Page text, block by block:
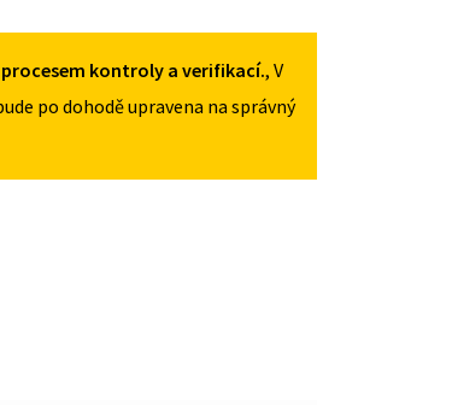
MNOŽSTVÍ
kontroly a verifikací., V
po dohodě upravena na správný